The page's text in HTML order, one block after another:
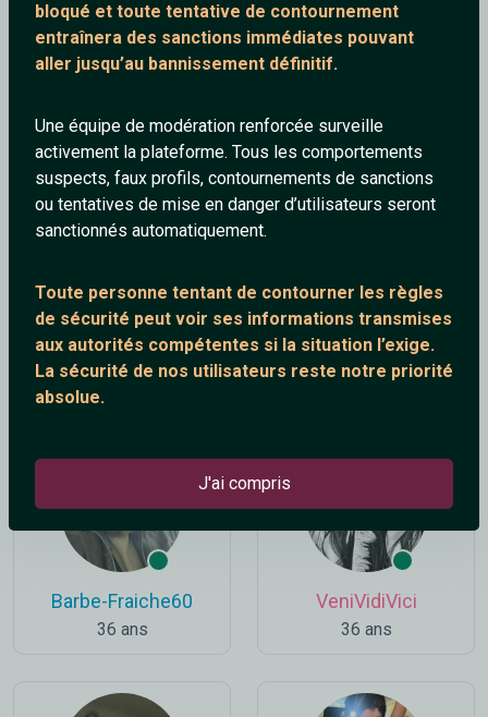
bloqué et toute tentative de contournement
entraînera des sanctions immédiates pouvant
aller jusqu’au bannissement définitif.
Une équipe de modération renforcée surveille
activement la plateforme. Tous les comportements
suspects, faux profils, contournements de sanctions
ou tentatives de mise en danger d’utilisateurs seront
sanctionnés automatiquement.
Toute personne tentant de contourner les règles
de sécurité peut voir ses informations transmises
aux autorités compétentes si la situation l’exige.
La sécurité de nos utilisateurs reste notre priorité
absolue.
J'ai compris
Shanna
30 ans
_Dragibus
47 ans
nelly Iorek_Byrnison
Barbe-Fraiche60
36 ans
VeniVidiVici
36 ans